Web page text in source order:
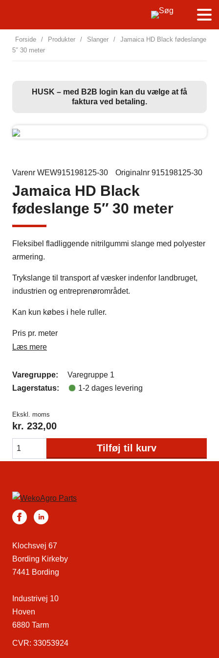
Forside / Produkter / Slanger /
Jamaica HD Black fødeslange
5″ 30 meter
HUSK – med B2B login kan du vælge at få
faktura ved betaling.
Varenr WEW915198125-30 Originalnr 915198125-30
Jamaica HD Black
fødeslange 5″ 30 meter
Fleksibel fladliggende nitrilgummi slange med polyester
armering.
Trykslange til transport af væsker indenfor landbruget,
industrien og entreprenørområdet.
Kan kun købes i hele ruller.
Pris pr. meter
Læs mere
Varegruppe:
Varegruppe 1
Lagerstatus:
1-2 dages levering
Ekskl. moms
kr. 232,00
Tilføj til kurv
Klochsvej 67
Bording Kirkeby
7441 Bording
Industrivej 10
Hoven
6880 Tarm
CVR: 33053924